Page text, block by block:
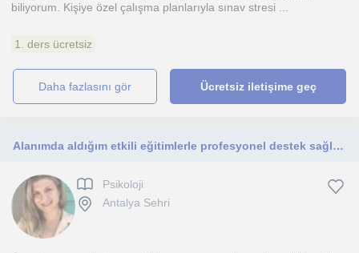
biliyorum. Kişiye özel çalışma planlarıyla sınav stresi ...
1. ders ücretsiz
daha fazlasını gör Ücretsiz iletişime geç
Alanımda aldığım etkili eğitimlerle profesyonel destek sağlayarak senin için buradayım.
Psikoloji
Antalya Sehri